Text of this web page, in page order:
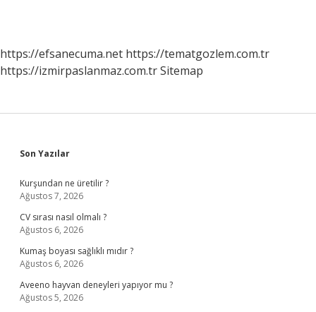
https://efsanecuma.net https://tematgozlem.com.tr
https://izmirpaslanmaz.com.trSitemap
Sidebar
Son Yazılar
Kurşundan ne üretilir ?
Ağustos 7, 2026
CV sırası nasıl olmalı ?
Ağustos 6, 2026
Kumaş boyası sağlıklı mıdır ?
Ağustos 6, 2026
Aveeno hayvan deneyleri yapıyor mu ?
Ağustos 5, 2026